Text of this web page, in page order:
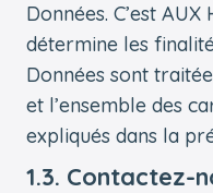
Données. C’est AUX
détermine les
Données sont
et l’ensemble des
expliqués dans la
1.3. Contactez-